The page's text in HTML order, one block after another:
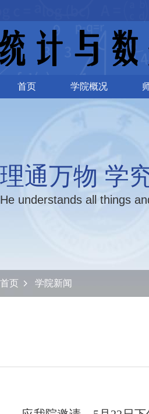
首页 学院概况
理通万物 学
He understands all things
首页 学院新闻